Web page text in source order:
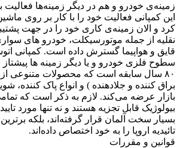
زمینه‌ی خودرو و هم در دیگر زمینه‌ها
این کمپانی فعالیت خود را با کار بر روی
کرد و الان زمینه‌ی کاری خود را در جهت
نقلیه از جمله موتورسیکلت، خودرو های
قایق و هواپیما گسترش داده است. کمپانی
سطوح فلزی خودرو و یا دیگر زمینه ها پیشتاز
۸۰ سال سابقه است که محصولات متنوعی از
براق کننده و جلادهنده ) و انواع پاک کننده،
بازار عرضه می‌کند. لازم به ذکر است که
بیولوژیک قابل تجزیه هستند و نه تنها مورد
بسیار سخت آلمان قرار گرفته‌اند، بلکه برترین
تائیدیه اروپا را به خود اختصاص داده‌اند.
قوانین و مقررات